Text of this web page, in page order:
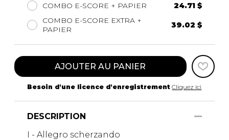
COMBO E-SCORE + PAPIER
24.71 $
COMBO E-SCORE EXTRA +
PAPIER
39.02 $
AJOUTER AU PANIER
Besoin d'une licence d'enregistrement Cliquez ici
DESCRIPTION
I - Allegro scherzando